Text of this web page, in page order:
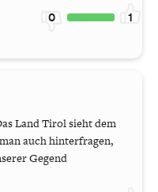
0 1
Land Tirol sieht dem
auch hinterfragen,
Gegend